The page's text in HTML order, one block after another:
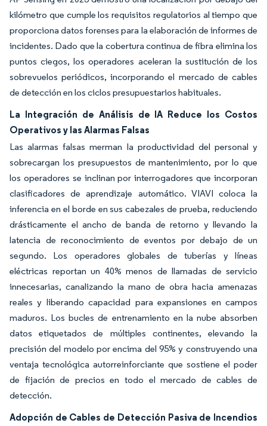
kilómetro que cumple los requisitos regulatorios al tiempo que
proporciona datos forenses para la elaboración de informes de
incidentes. Dado que la cobertura continua de fibra elimina los
puntos ciegos, los operadores aceleran la sustitución de los
sobrevuelos periódicos, incorporando el mercado de cables
de detección en los ciclos presupuestarios habituales.
La Integración de Análisis de IA Reduce los Costos
Operativos y las Alarmas Falsas
Las alarmas falsas merman la productividad del personal y
sobrecargan los presupuestos de mantenimiento, por lo que
los operadores se inclinan por interrogadores que incorporan
clasificadores de aprendizaje automático. VIAVI coloca la
inferencia en el borde en sus cabezales de prueba, reduciendo
drásticamente el ancho de banda de retorno y llevando la
latencia de reconocimiento de eventos por debajo de un
segundo. Los operadores globales de tuberías y líneas
eléctricas reportan un 40% menos de llamadas de servicio
innecesarias, canalizando la mano de obra hacia amenazas
reales y liberando capacidad para expansiones en campos
maduros. Los bucles de entrenamiento en la nube absorben
datos etiquetados de múltiples continentes, elevando la
precisión del modelo por encima del 95% y construyendo una
ventaja tecnológica autorreinforciante que sostiene el poder
de fijación de precios en todo el mercado de cables de
detección.
Adopción de Cables de Detección Pasiva de Incendios